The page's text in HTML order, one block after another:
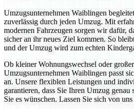
Umzugsunternehmen Waiblingen
zuverlässig durch jeden Umzug. Mit
modernen Fahrzeugen sorgen wir dafür,
sicher an ihr neues Ziel kommen. So
und der Umzug wird zum echten
Ob kleiner Wohnungswechsel oder
Umzugsunternehmen Waiblingen passt
an. Unsere flexiblen Leistungen und
garantieren, dass Sie Ihren Umzug genau
Sie es wünschen. Lassen Sie sich von